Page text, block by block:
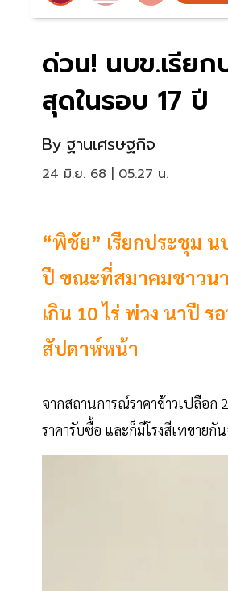
ด่วน! นบข.เรียก
สุดในรอบ 17 ปี
By ฐานเศรษฐกิจ
24 มิ.ย. 68 | 05:27 น.
“พิชัย” เรียกประชุม
ปี ขณะที่สมาคมชาวนา
เกิน 10 ไร่ พ่วง นาปี ร
สัปดาห์หน้า
จากสถานการณ์ราคาข้าวเปลือ
ราคารับซื้อ และก็มีโรงสีเทขายกั